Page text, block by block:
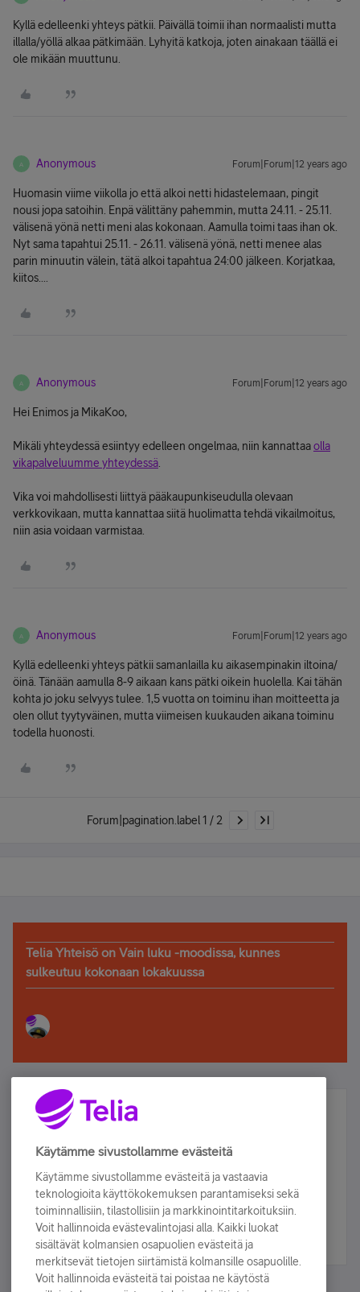
Kyllä edelleenki yhteys pätkii. Päivällä toimii ihan normaalisti mutta
illalla/yöllä alkaa pätkimään. Lyhyitä katkoja, joten ainakaan täällä ei
ole mikään muuttunu.
A Anonymous Forum|Forum|12 years ago
Huomasin viime viikolla jo että alkoi netti hidastelemaan, pingit
nousi jopa satoihin. Enpä välittäny pahemmin, mutta 24.11. - 25.11.
välisenä yönä netti meni alas kokonaan. Aamulla toimi taas ihan ok.
Nyt sama tapahtui 25.11. - 26.11. välisenä yönä, netti menee alas
parin minuutin välein, tätä alkoi tapahtua 24:00 jälkeen. Korjatkaa,
kiitos....
A Anonymous Forum|Forum|12 years ago
Hei Enimos ja MikaKoo,
Mikäli yhteydessä esiintyy edelleen ongelmaa, niin kannattaaolla
vikapalveluumme yhteydessä
Vika voi mahdollisesti liittyä pääkaupunkiseudulla olevaan
verkkovikaan, mutta kannattaa siitä huolimatta tehdä vikailmoitus,
niin asia voidaan varmistaa.
A Anonymous Forum|Forum|12 years ago
Kyllä edelleenki yhteys pätkii samanlailla ku aikasempinakin iltoina/
öinä. Tänään aamulla 8-9 aikaan kans pätki oikein huolella. Kai tähän
kohta jo joku selvyys tulee. 1,5 vuotta on toiminu ihan moitteetta ja
olen ollut tyytyväinen, mutta viimeisen kuukauden aikana toiminu
todella huonosti.
Forum|pagination.label 1 / 2
Telia Yhteisö on Vain luku -moodissa, kunnes
sulkeutuu kokonaan lokakuussa
Älä jää paitsi – osallistu ja voita!
Tilaa Telian uutiskirje ja olet mukana arvonnassa.
sähköpostiisi.
Tilaa nyt
Käytämme sivustollamme evästeitä
Käytämme sivustollamme evästeitä ja vastaavia
teknologioita käyttökokemuksen parantamiseksi sekä
toiminnallisiin, tilastollisiin ja markkinointitarkoituksiin.
Voit hallinnoida evästevalintojasi alla. Kaikki luokat
sisältävät kolmansien osapuolien evästeitä ja
merkitsevät tietojen siirtämistä kolmansille osapuolille.
Voit hallinnoida evästeitä tai poistaa ne käytöstä